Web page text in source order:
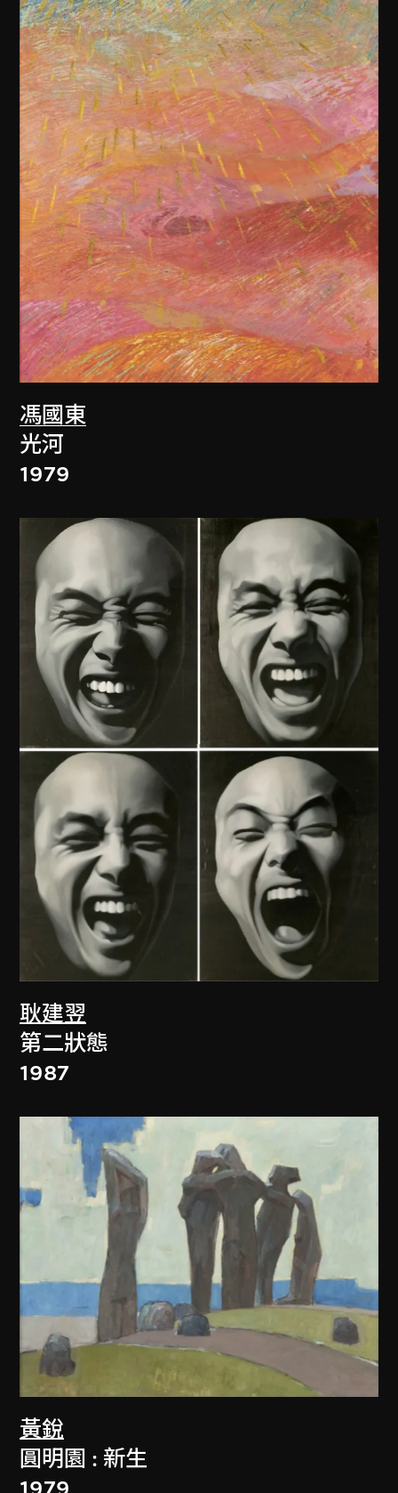
馮國東
光河
1979
耿建翌
第二狀態
1987
黃銳
圓明園 : 新生